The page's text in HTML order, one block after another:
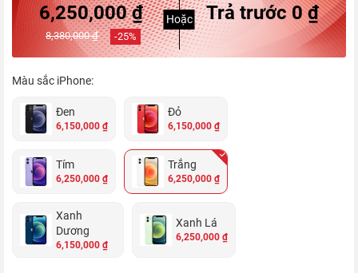
6,250,000 ₫
8,380,000 ₫ -25%
Hoặc Trả trước 0 ₫
Màu sắc iPhone:
Đen
6,150,000 ₫
Đỏ
6,150,000 ₫
Tím
6,250,000 ₫
Trắng
6,250,000 ₫
Xanh
Dương
6,150,000 ₫
Xanh Lá
6,250,000 ₫